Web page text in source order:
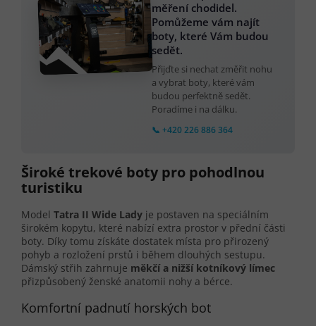
měření chodidel.
Pomůžeme vám najít
boty, které Vám budou
sedět.
Přijďte si nechat změřit nohu
a vybrat boty, které vám
budou perfektně sedět.
Poradíme i na dálku.
📞 +420 226 886 364
Široké trekové boty pro pohodlnou
turistiku
Model Tatra II Wide Lady je postaven na speciálním
širokém kopytu, které nabízí extra prostor v přední části
boty. Díky tomu získáte dostatek místa pro přirozený
pohyb a rozložení prstů i během dlouhých sestupu.
Dámský střih zahrnuje měkčí a nižší kotníkový límec
přizpůsobený ženské anatomii nohy a bérce.
Komfortní padnutí horských bot